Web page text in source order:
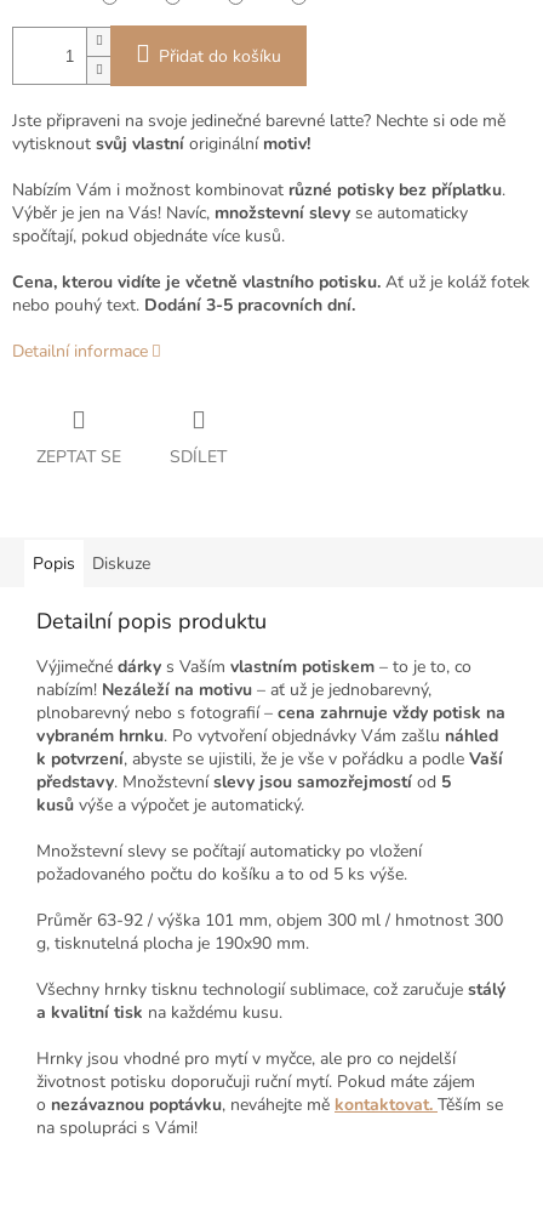
Přidat do košíku
Jste připraveni na svoje jedinečné barevné latte? Nechte si ode mě
vytisknout svůj vlastní originální motiv!
Nabízím Vám i možnost kombinovat různé potisky bez příplatku.
Výběr je jen na Vás! Navíc, množstevní slevy se automaticky
spočítají, pokud objednáte více kusů.
Cena, kterou vidíte je včetně vlastního potisku. Ať už je koláž fotek
nebo pouhý text. Dodání 3-5 pracovních dní.
Detailní informace
ZEPTAT SE SDÍLET
Popis Diskuze
Detailní popis produktu
Výjimečné dárky s Vaším vlastním potiskem – to je to, co
nabízím! Nezáleží na motivu – ať už je jednobarevný,
plnobarevný nebo s fotografií – cena zahrnuje vždy potisk na
vybraném hrnku. Po vytvoření objednávky Vám zašlu náhled
k potvrzení, abyste se ujistili, že je vše v pořádku a podle Vaší
představy. Množstevní slevy jsou samozřejmostí od 5
kusů výše a výpočet je automatický.
Množstevní slevy se počítají automaticky po vložení
požadovaného počtu do košíku a to od 5 ks výše.
Průměr 63-92 / výška 101 mm, objem 300 ml / hmotnost 300
g, tisknutelná plocha je 190x90 mm.
Všechny hrnky tisknu technologií sublimace, což zaručuje stálý
a kvalitní tisk na každému kusu.
Hrnky jsou vhodné pro mytí v myčce, ale pro co nejdelší
životnost potisku doporučuji ruční mytí. Pokud máte zájem
o nezávaznou poptávku, neváhejte mě kontaktovat. Těším se
na spolupráci s Vámi!